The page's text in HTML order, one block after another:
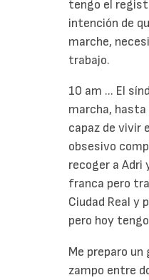
tengo el
intención de
marche,
trabajo.
10 am ... El
marcha, hasta
capaz de vivir
obsesivo
recoger a Adri
franca pero
Ciudad Real y
pero hoy
Me preparo
zampo entre